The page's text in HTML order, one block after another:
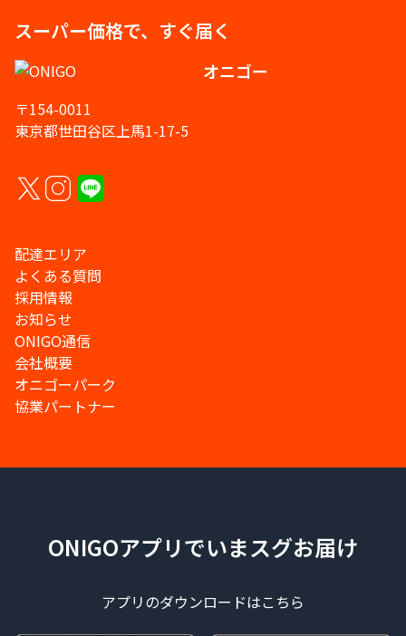
スーパー価格で、すぐ届く
オニゴー
〒154-0011
東京都世田谷区上馬1-17-5
配達エリア
よくある質問
採用情報
お知らせ
ONIGO通信
会社概要
オニゴーパーク
協業パートナー
ONIGOアプリでいまスグお届け
アプリのダウンロードはこちら